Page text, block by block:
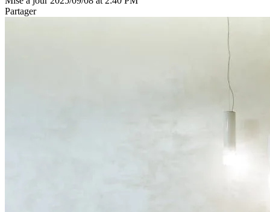
Partager